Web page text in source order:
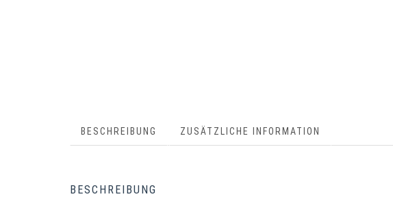
BESCHREIBUNG ZUSÄTZLICHE INFORMATION
BESCHREIBUNG